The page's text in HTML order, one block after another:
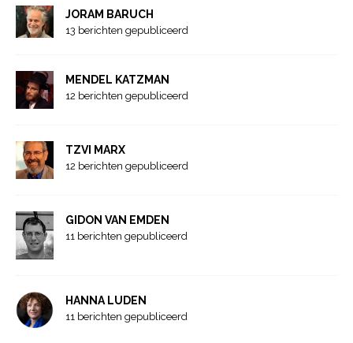
JORAM BARUCH
13 berichten gepubliceerd
MENDEL KATZMAN
12 berichten gepubliceerd
TZVI MARX
12 berichten gepubliceerd
GIDON VAN EMDEN
11 berichten gepubliceerd
HANNA LUDEN
11 berichten gepubliceerd